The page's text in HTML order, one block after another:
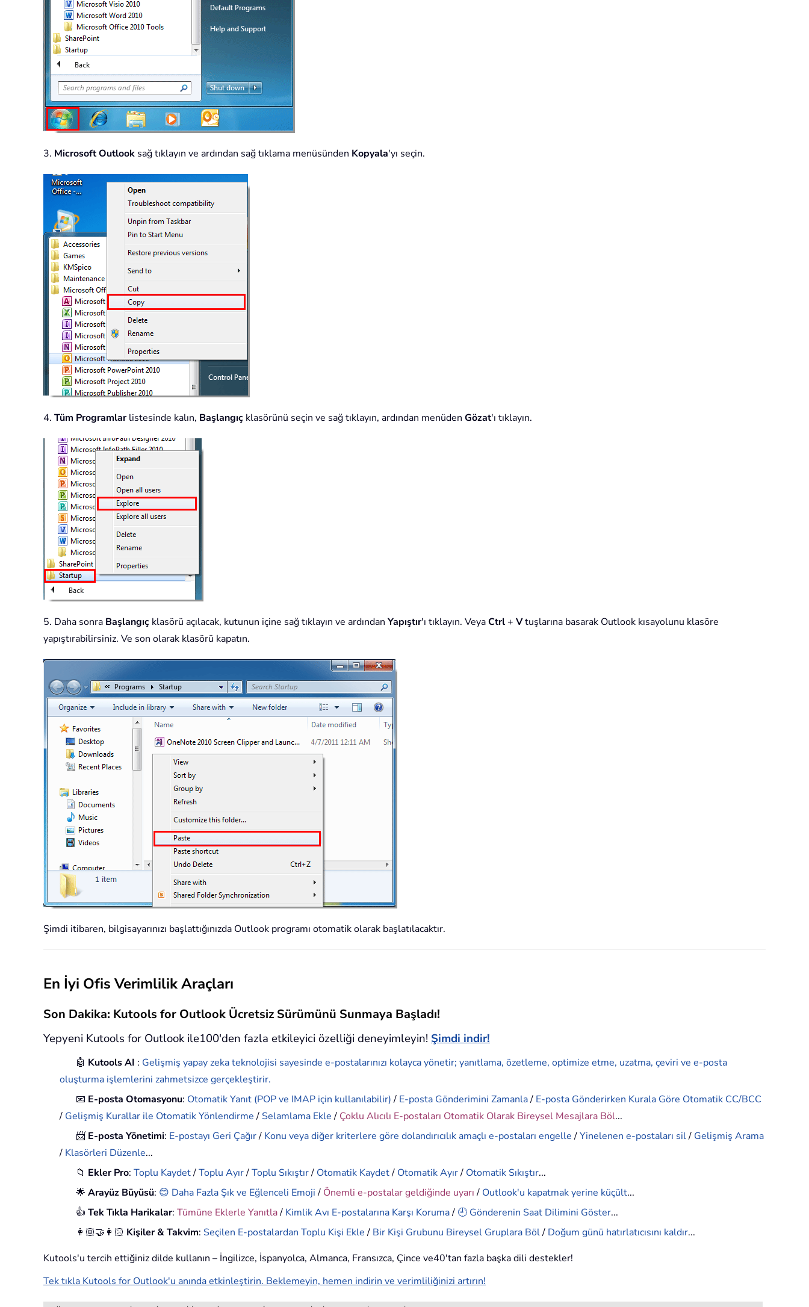
3. Microsoft Outlook sağ tıklayın ve ardından sağ tıklama menüsünden Kopyala'yı seçin.
4. Tüm Programlarlistesinde kalın, Başlangıç klasörünü seçin ve sağ tıklayın, ardından menüden Gözat'ı tıklayın.
5. Daha sonra Başlangıç klasörü açılacak, kutunun içine sağ tıklayın ve ardından Yapıştır'ı tıklayın. VeyaCtrl+ Vtuşlarına basarak Outlook kısayolunu klasöre
yapıştırabilirsiniz. Ve son olarak klasörü kapatın.
Şimdi itibaren, bilgisayarınızı başlattığınızda Outlook programı otomatik olarak başlatılacaktır.
En İyi Ofis Verimlilik Araçları
Son Dakika: Kutools for Outlook Ücretsiz Sürümünü Sunmaya Başladı!
Yepyeni Kutools for Outlook ile100'den fazla etkileyici özelliği deneyimleyin! Şimdi indir!
🤖 Kutools AI : Gelişmiş yapay zeka teknolojisi sayesinde e-postalarınızı kolayca yönetir; yanıtlama, özetleme, optimize etme, uzatma, çeviri ve e-posta
oluşturma işlemlerini zahmetsizce gerçekleştirir.
📧 E-posta Otomasyonu: Otomatik Yanıt (POP ve IMAP için kullanılabilir)/ E-posta Gönderimini Zamanla/ E-posta Gönderirken Kurala Göre Otomatik CC/BCC
/ Gelişmiş Kurallar ile Otomatik Yönlendirme/ Selamlama Ekle/ Çoklu Alıcılı E-postaları Otomatik Olarak Bireysel Mesajlara Böl...
📨 E-posta Yönetimi: E-postayı Geri Çağır/ Konu veya diğer kriterlere göre dolandırıcılık amaçlı e-postaları engelle/Yinelenen e-postaları sil/ Gelişmiş Arama
/ Klasörleri Düzenle...
📁 Ekler Pro:Toplu Kaydet/Toplu Ayır/Toplu Sıkıştır/ Otomatik Kaydet/ Otomatik Ayır/ Otomatik Sıkıştır...
🌟Arayüz Büyüsü: 😊 Daha Fazla Şık ve Eğlenceli Emoji/ Önemli e-postalar geldiğinde uyarı/ Outlook'u kapatmak yerine küçült...
👍Tek Tıkla Harikalar:Tümüne Eklerle Yanıtla/ Kimlik Avı E-postalarına Karşı Koruma/ 🕘 Gönderenin Saat Dilimini Göster...
👩🏼‍🤝‍👩🏻 Kişiler & Takvim: Seçilen E-postalardan Toplu Kişi Ekle/ Bir Kişi Grubunu Bireysel Gruplara Böl/ Doğum günü hatırlatıcısını kaldır...
Kutools'u tercih ettiğiniz dilde kullanın – İngilizce, İspanyolca, Almanca, Fransızca, Çince ve40'tan fazla başka dili destekler!
Tek tıkla Kutools for Outlook'u anında etkinleştirin. Beklemeyin, hemen indirin ve verimliliğinizi artırın!